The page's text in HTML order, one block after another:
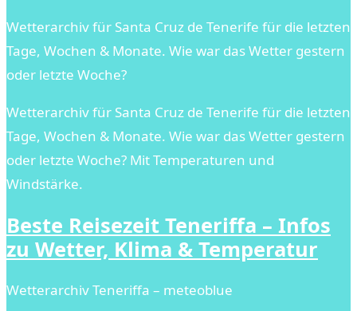
Wetterarchiv für Santa Cruz de Tenerife für die letzten
Tage, Wochen & Monate. Wie war das Wetter gestern
oder letzte Woche?
Wetterarchiv für Santa Cruz de Tenerife für die letzten
Tage, Wochen & Monate. Wie war das Wetter gestern
oder letzte Woche? Mit Temperaturen und
Windstärke.
Beste Reisezeit Teneriffa – Infos
zu Wetter, Klima & Temperatur
Wetterarchiv Teneriffa – meteoblue